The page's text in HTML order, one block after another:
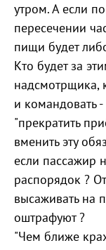
утром. А если
пересечении
пищи будет
Кто будет за
надсмотрщика,
и командовать
"прекратить
вменить эту
если пассажир
распорядок ?
высаживать на
оштрафуют ?
"Чем ближе